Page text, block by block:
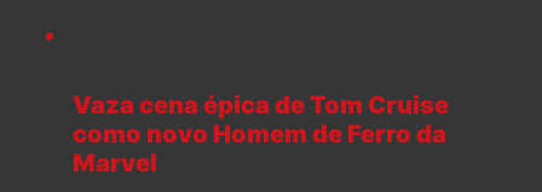
Vaza cena épica de Tom Cruise
como novo Homem de Ferro da
Marvel